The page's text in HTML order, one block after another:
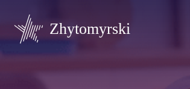
Zhytomyrski